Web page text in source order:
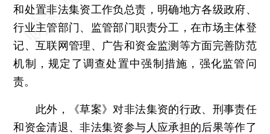
和处置非法集资工作负总责，明确地方各级政府、
行业主管部门、监管部门职责分工，在市场主体登
记、互联网管理、广告和资金监测等方面完善防范
机制，规定了调查处置中强制措施，强化监管问
责。
此外，《草案》对非法集资的行政、刑事责任
和资金清退、非法集资参与人应承担的后果等作了